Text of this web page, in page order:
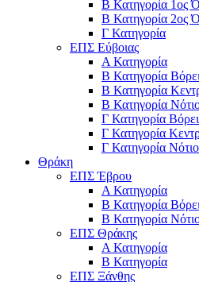
Β Κατηγορία 1ος
Β Κατηγορία 2ος
Γ Κατηγορία
ΕΠΣ Εύβοιας
Α Κατηγορία
Β Κατηγορία
Β Κατηγορία
Β Κατηγορία
Γ Κατηγορία
Γ Κατηγορία
Γ Κατηγορία
Θράκη
ΕΠΣ Έβρου
Α Κατηγορία
Β Κατηγορία
Β Κατηγορία
ΕΠΣ Θράκης
Α Κατηγορία
Β Κατηγορία
ΕΠΣ Ξάνθης